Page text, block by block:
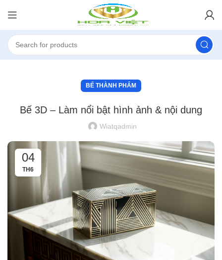
BẾ THÀNH PHẨM
Bế 3D – Làm nổi bật hình ảnh & nội dung
Wiatqadmin
04
TH6